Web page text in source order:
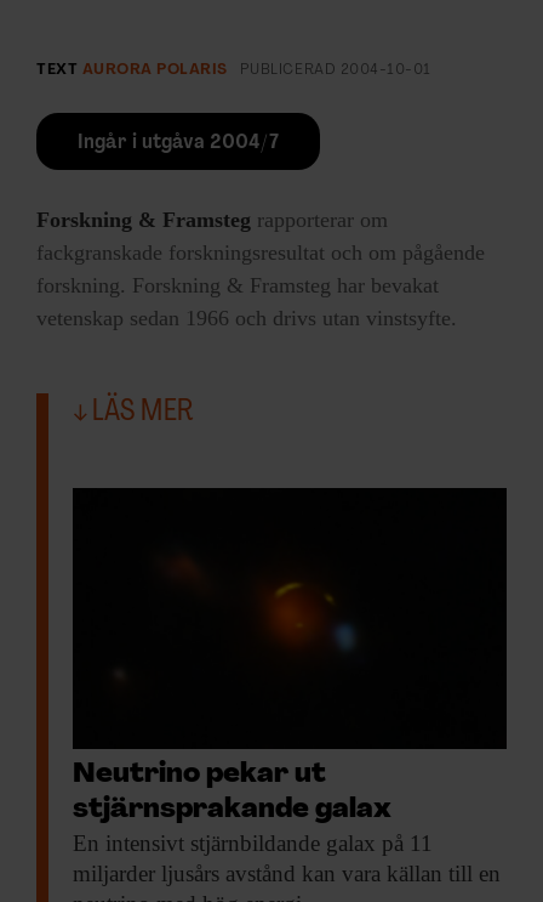
TEXT AURORA POLARIS PUBLICERAD 2004-10-01
Ingår i utgåva 2004/7
Forskning & Framsteg rapporterar om
fackgranskade forskningsresultat och om pågående
forskning. Forskning & Framsteg har bevakat
vetenskap sedan 1966 och drivs utan vinstsyfte.
LÄS MER
Neutrino pekar ut
stjärnsprakande galax
En intensivt stjärnbildande galax på 11
miljarder ljusårs avstånd kan vara källan till en